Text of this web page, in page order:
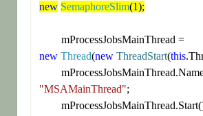
new SemaphoreSlim(1);
        mProcessJobsMainThread =
new Thread(new ThreadStart(this
"MSAMainThread";